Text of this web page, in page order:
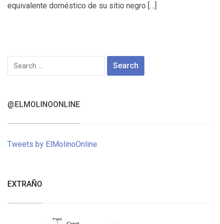
equivalente doméstico de su sitio negro […]
Search
@ELMOLINOONLINE
Tweets by ElMolinoOnline
EXTRAÑO